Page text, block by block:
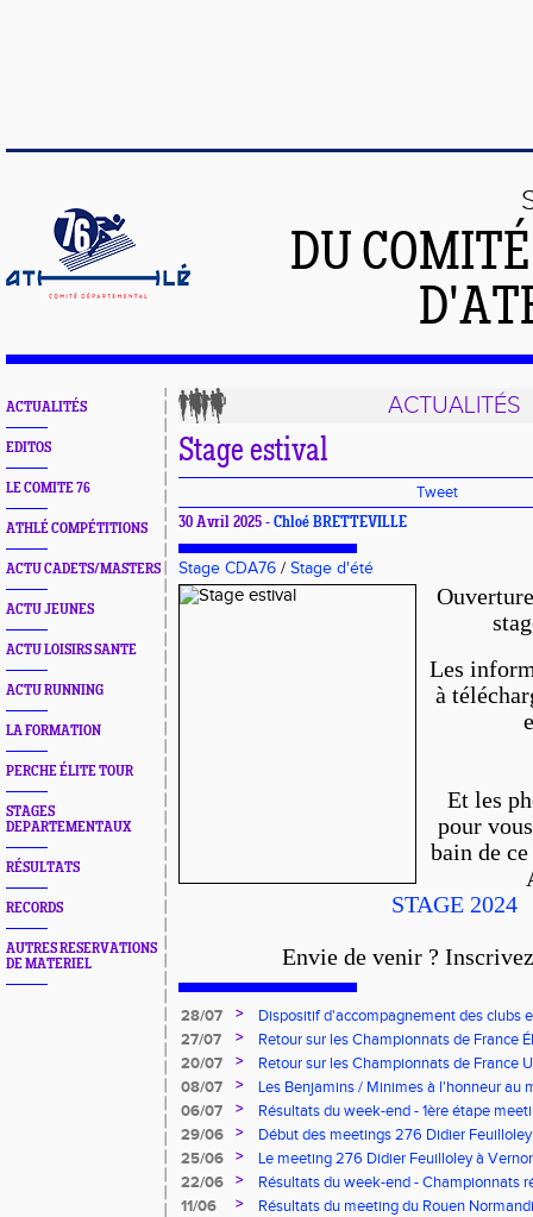
DU
ACTUALITÉS
EDITOS
LE COMITE 76
ATHLÉ COMPÉTITIONS
ACTU CADETS/MASTERS
ACTU JEUNES
ACTU LOISIRS SANTE
ACTU RUNNING
LA FORMATION
PERCHE ÉLITE TOUR
STAGES
DEPARTEMENTAUX
RÉSULTATS
RECORDS
AUTRES RESERVATIONS
DE MATERIEL
ACTUALITÉS
Stage estival
Tweet
30 Avril 2025 - Chloé BRETTEVILLE
Stage CDA76 / Stage d'été
Les
à
Et les
pour
bain de
STAGE 2024
Envie de venir ?
28/07 >
Dispositif d'accompagnement des clubs
pour l'embauche de volontaires au
27/07 >
Retour sur les Championnats de France
20/07
>
Retour sur les Championnats de France
08/07
>
Les Benjamins / Minimes à l'honneur au
06/07
>
Résultats du week-end - 1ère étape
Pointes d'Or - Pré-France CJESM
29/06 >
Début des meetings 276 Didier Feuilloley
25/06
>
Le meeting 276 Didier Feuilloley à
22/06
>
Résultats du week-end - Championnats
11/06
>
Résultats du meeting du Rouen